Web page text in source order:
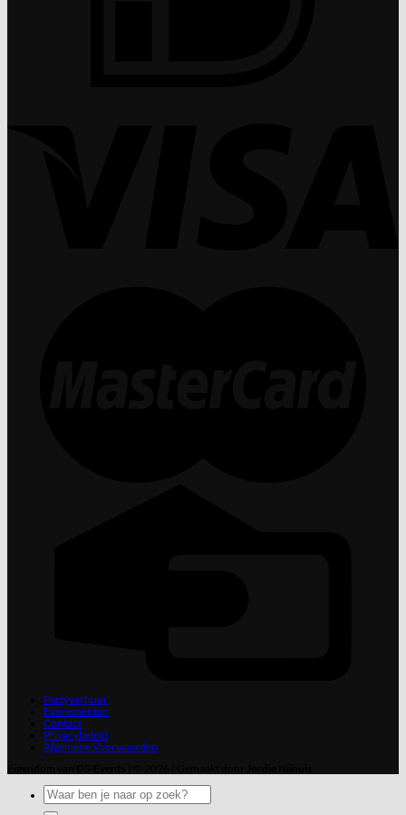
Partyverhuur
Evenementen
Contact
Privacybeleid
Algemene Voorwaarden
Zoeken
naar: